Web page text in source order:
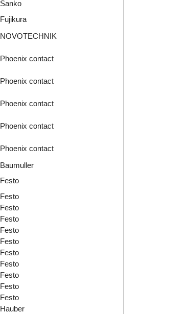
Sanko
Fujikura
NOVOTECHNIK
Phoenix contact
Phoenix contact
Phoenix contact
Phoenix contact
Phoenix contact
Baumuller
Festo
Festo
Festo
Festo
Festo
Festo
Festo
Festo
Festo
Festo
Festo
Hauber